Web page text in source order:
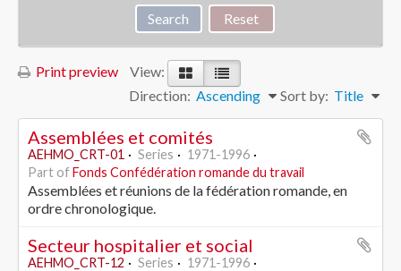
Print preview
View:
Sort by: Title
Direction: Ascending
Assemblées et comités
AEHMO_CRT-01 Series
1971-1996
Part ofFonds Confédération romande du travail
Assemblées et réunions de la fédération romande, en
ordre chronologique.
Secteur hospitalier et social
AEHMO_CRT-12 Series
1971-1996